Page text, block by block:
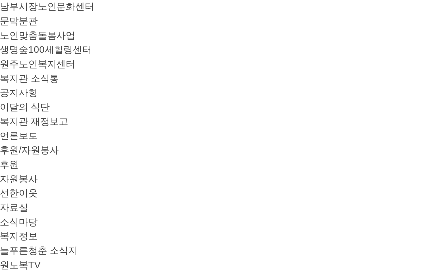
남부시장노인문화센터
문막분관
노인맞춤돌봄사업
생명숲100세힐링센터
원주노인복지센터
복지관 소식통
공지사항
이달의 식단
복지관 재정보고
언론보도
후원/자원봉사
후원
자원봉사
선한이웃
자료실
소식마당
복지정보
늘푸른청춘 소식지
원노복TV